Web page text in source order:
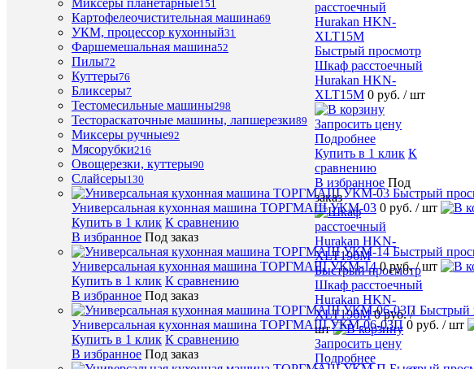
Миксеры планетарные151
Картофелеочистительная машина69
УКМ, процессор кухонный31
Фаршемешальная машина52
Пилы72
Куттеры76
Бликсеры7
Тестомесильные машины298
Тестораскаточные машины, лапшерезки89
Миксеры ручные92
Мясорубки216
Овощерезки, куттеры90
Слайсеры130
Быстрый
Универсальная кухонная машина ТОРГМАШ УКМ-03 0 руб. / шт
Купить в 1 клик К сравнению
В избранное Под заказ
Быстрый
Универсальная кухонная машина ТОРГМАШ УКМ-14 0 руб./ шт
Купить в 1 клик К сравнению
В избранное Под заказ
Быстрый
Универсальная кухонная машина ТОРГМАШ УКМ-06-03П 0 руб. / шт
Купить в 1 клик К сравнению
В избранное Под заказ
Быстрый просмотр
Шкаф расстоечный
Hurakan HKN-
XLT15M 0 руб. / шт
Запросить цену
Подробнее
Купить в 1 клик К
сравнению
В избранное Под
заказ
Быстрый просмотр
Шкаф расстоечный
Hurakan HKN-
XLT196M 0 руб./
шт
Запросить цену
Подробнее